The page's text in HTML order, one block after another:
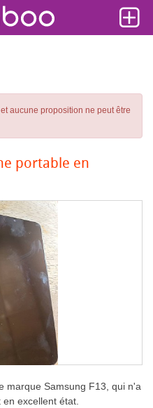
aucune proposition ne peut être
portable en
marque Samsung F13, qui n'a
excellent état.